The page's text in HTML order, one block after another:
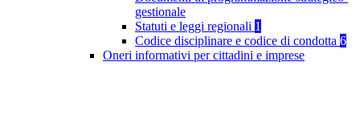
gestionale
Statuti e leggi regionali 1
Codice disciplinare e codice di condotta 6
Oneri informativi per cittadini e imprese